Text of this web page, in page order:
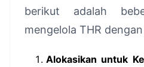
berikut adalah
mengelola THR
Alokasikan untuk